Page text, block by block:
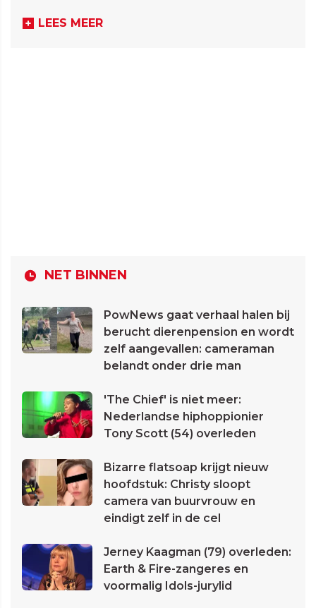
LEES MEER
NET BINNEN
PowNews gaat verhaal halen bij
berucht dierenpension en wordt
zelf aangevallen: cameraman
belandt onder drie man
'The Chief' is niet meer:
Nederlandse hiphoppionier
Tony Scott (54) overleden
Bizarre flatsoap krijgt nieuw
hoofdstuk: Christy sloopt
camera van buurvrouw en
eindigt zelf in de cel
Jerney Kaagman (79) overleden:
Earth & Fire-zangeres en
voormalig Idols-jurylid